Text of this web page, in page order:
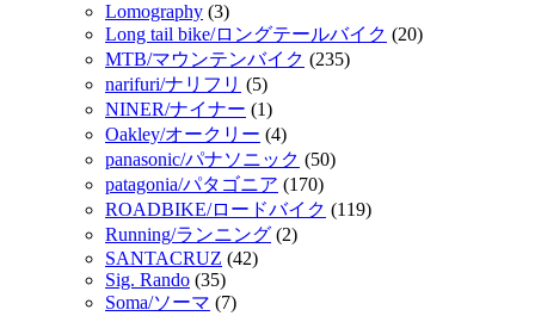
Lomography (3)
Long tail bike/ロングテールバイク (20)
MTB/マウンテンバイク (235)
narifuri/ナリフリ (5)
NINER/ナイナー (1)
Oakley/オークリー (4)
panasonic/パナソニック (50)
patagonia/パタゴニア (170)
ROADBIKE/ロードバイク (119)
Running/ランニング (2)
SANTACRUZ (42)
Sig. Rando (35)
Soma/ソーマ (7)